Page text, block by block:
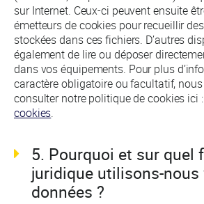
sur Internet. Ceux-ci peuvent ensuite
émetteurs de cookies pour recueillir
stockées dans ces fichiers. D’autres
également de lire ou déposer
dans vos équipements. Pour plus
caractère obligatoire ou facultatif,
consulter notre politique de cookies ici :
cookies.
5. Pourquoi et sur quel
juridique utilisons-nous
données ?